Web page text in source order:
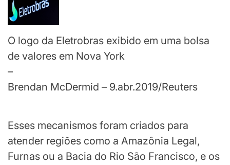
O logo da Eletrobras exibido em uma bolsa
de valores em Nova York
–
Brendan McDermid – 9.abr.2019/Reuters
Esses mecanismos foram criados para
atender regiões como a Amazônia Legal,
Furnas ou a Bacia do Rio São Francisco, e os